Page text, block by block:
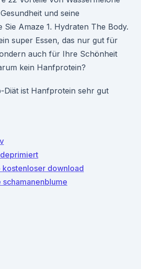
und seine
Sie Amaze 1. Hydraten The Body.
super Essen, das nur gut für
auch für Ihre Schönheit
kein Hanfprotein?
Diät ist Hanfprotein sehr gut
download